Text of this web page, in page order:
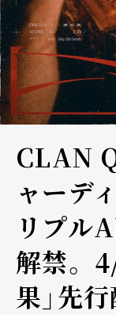
CLAN
ャーデ
リプル
解禁。
果」先